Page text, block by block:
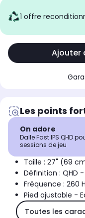
1 offre
Ajouter
Les points
On adore
Dalle Fast IPS QHD
sessions de jeu
Taille : 27" (69
Définition : QHD
Fréquence : 260
Pied ajustable -
Toutes les